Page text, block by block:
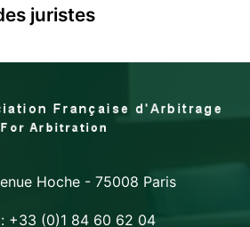
juristes
Hoche - 75008 Paris
+33 (0)1 84 60 62 04